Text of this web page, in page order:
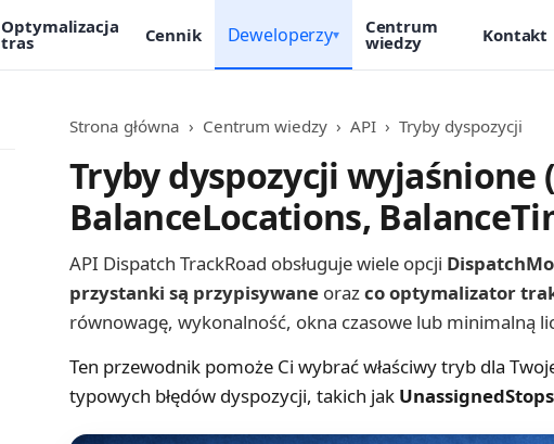
Optymalizacja
tras Cennik Deweloperzy▾ Centrum
wiedzy Kontakt
Strona główna › Centrum wiedzy › API › Tryby dyspozycji
Tryby dyspozycji wyjaśnione
BalanceLocations,
API Dispatch TrackRoad obsługuje wiele opcji
przystanki są przypisywane orazco optymalizator
równowagę, wykonalność, okna czasowe lub minimalną
Ten przewodnik pomoże Ci wybrać właściwy tryb dla
typowych błędów dyspozycji, takich jak UnassignedStops